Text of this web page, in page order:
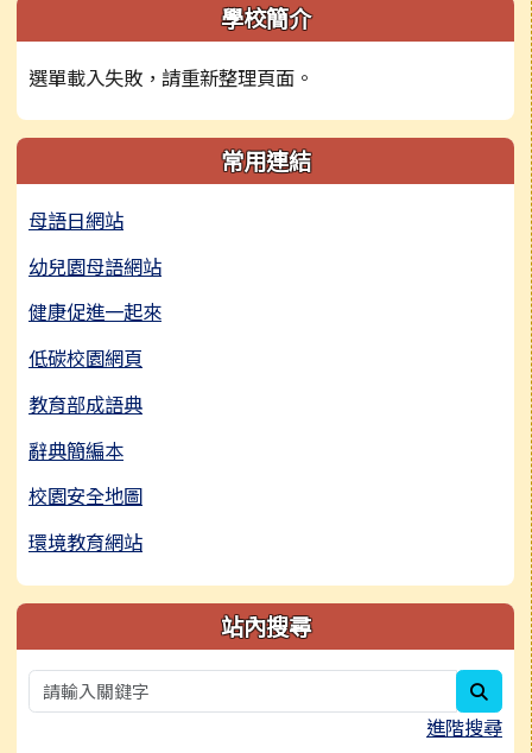
學校簡介
選單載入失敗，請重新整理頁面。
常用連結
母語日網站
幼兒園母語網站
健康促進一起來
低碳校園網頁
教育部成語典
辭典簡編本
校園安全地圖
環境教育網站
站內搜尋
進階搜尋